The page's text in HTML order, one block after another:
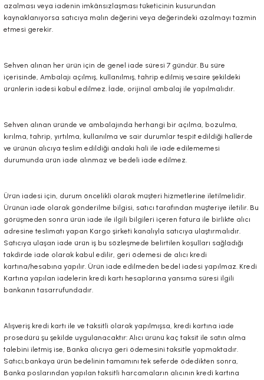
azalması veya iadenin imkânsızlaşması tüketicinin kusurundan
kaynaklanıyorsa satıcıya malın değerini veya değerindeki azalmayı tazmin
etmesi gerekir.
Sehven alınan her ürün için de genel iade süresi 7 gündür. Bu süre
içerisinde, Ambalajı açılmış, kullanılmış, tahrip edilmiş vesaire şekildeki
ürünlerin iadesi kabul edilmez. İade, orijinal ambalaj ile yapılmalıdır.
Sehven alınan üründe ve ambalajında herhangi bir açılma, bozulma,
kırılma, tahrip, yırtılma, kullanılma ve sair durumlar tespit edildiği hallerde
ve ürünün alıcıya teslim edildiği andaki hali ile iade edilememesi
durumunda ürün iade alınmaz ve bedeli iade edilmez.
Ürün iadesi için, durum öncelikli olarak müşteri hizmetlerine iletilmelidir.
Ürünün iade olarak gönderilme bilgisi, satıcı tarafından müşteriye iletilir. Bu
görüşmeden sonra ürün iade ile ilgili bilgileri içeren fatura ile birlikte alıcı
adresine teslimatı yapan Kargo şirketi kanalıyla satıcıya ulaştırmalıdır.
Satıcıya ulaşan iade ürün iş bu sözleşmede belirtilen koşulları sağladığı
takdirde iade olarak kabul edilir, geri ödemesi de alıcı kredi
kartına/hesabına yapılır. Ürün iade edilmeden bedel iadesi yapılmaz. Kredi
Kartına yapılan iadelerin kredi kartı hesaplarına yansıma süresi ilgili
bankanın tasarrufundadır.
Alışveriş kredi kartı ile ve taksitli olarak yapılmışsa, kredi kartına iade
prosedürü şu şekilde uygulanacaktır: Alıcı ürünü kaç taksit ile satın alma
talebini iletmiş ise, Banka alıcıya geri ödemesini taksitle yapmaktadır.
Satıcı,bankaya ürün bedelinin tamamını tek seferde ödedikten sonra,
Banka poslarından yapılan taksitli harcamaların alıcının kredi kartına